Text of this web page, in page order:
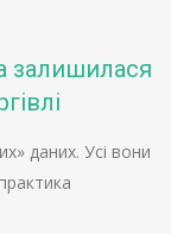
залишилася
даних. Усі вони